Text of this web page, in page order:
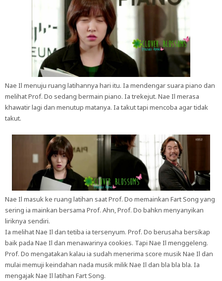
Nae Il menuju ruang latihannya hari itu. Ia mendengar suara piano dan
melihat Prof. Do sedang bermain piano. Ia trekejut. Nae Il merasa
khawatir lagi dan menutup matanya. Ia takut tapi mencoba agar tidak
takut.
Nae Il masuk ke ruang latihan saat Prof. Do memainkan Fart Song yang
sering ia mainkan bersama Prof. Ahn, Prof. Do bahkn menyanyikan
liriknya sendiri.
Ia melihat Nae Il dan tetiba ia tersenyum. Prof. Do berusaha bersikap
baik pada Nae Il dan menawarinya cookies. Tapi Nae Il menggeleng.
Prof. Do mengatakan kalau ia sudah menerima score musik Nae Il dan
mulai memuji keindahan nada musik milik Nae Il dan bla bla bla. Ia
mengajak Nae Il latihan Fart Song.